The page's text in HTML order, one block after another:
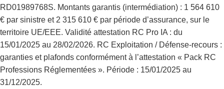
RD01989768S. Montants garantis (intermédiation) : 1 564 610
€ par sinistre et 2 315 610 € par période d’assurance, sur le
territoire UE/EEE. Validité attestation RC Pro IA : du
15/01/2025 au 28/02/2026. RC Exploitation / Défense-recours :
garanties et plafonds conformément à l’attestation « Pack RC
Professions Réglementées ». Période : 15/01/2025 au
31/12/2025.